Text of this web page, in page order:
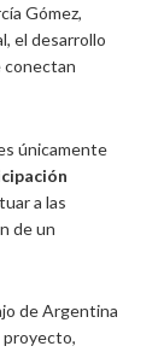
Gómez,
el desarrollo
conectan
únicamente
a las
de un
de Argentina
proyecto,